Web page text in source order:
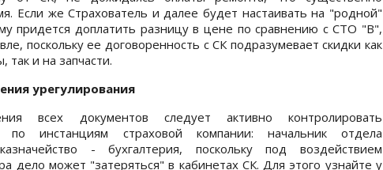
Если же Страхователь и далее будет настаивать на "родной"
придется доплатить разницу в цене по сравнению с СТО "В",
поскольку ее договоренность с СК подразумевает скидки как
и на запчасти.
урегулирования
всех документов следует активно контролировать
инстанциям страховой компании: начальник отдела
- бухгалтерия, поскольку под воздействием
дело может "затеряться" в кабинетах СК. Для этого узнайте у